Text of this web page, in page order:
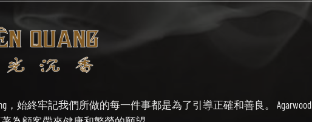
，始終牢記我們所做的每一件事都是為了引導正確和善良。 Agarwood